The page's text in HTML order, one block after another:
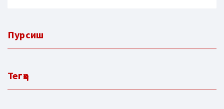
Пурсиш
Тегҳо